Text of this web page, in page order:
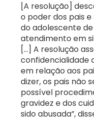
[A resolução]
o poder dos pais
do adolescente
atendimento em
[…] A resolução
confidencialidade
em relação aos
dizer, os pais não
possível
gravidez e dos
sido abusada”,